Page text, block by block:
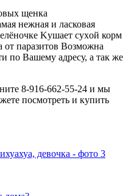
щенка
нежная и ласковая
Kушaeт сухoй корм
от парaзитoв Возможна
Вашему адресу, а так же
8-916-662-55-24 и мы
посмотреть и купить